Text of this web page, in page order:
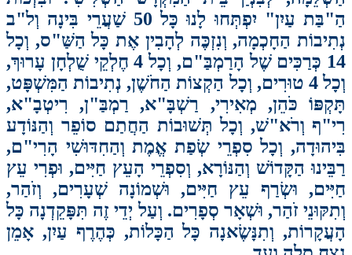
הַ"בַּת עַיִן" יִפְתְּחוּ לָנוּ כָּל 50 שַׁעֲרֵי בִּינָה וְל"ב
הַחָכְמָה, וְנִזְכֶּה לְהָבִין אֶת כָּל הַשַּׁ"ס, וְכָל
14 כְּרַכִּים שֶׁל הָרַמְבַּ"ם, וְכָל 4 חֶלְקֵי שֻׁלְחָן עָרוּךְ,
וְכָל 4 טוּרִים, וְכָל הַקְצוֹת הַחֹשֶׁן, נְתִיבוֹת הַמִּשְׁפָּט,
כֹּהֵן, מְאִירִי, רַשְׁבָּ"א, רַמְבַּ"ן, רִיטְבָ"א,
וְרֹא"שׁ, וְכָל תְּשׁוּבוֹת הַחֲתַם סוֹפֵר וְהַנּוֹדָע
וְכָל סִפְרֵי שְׂפַת אֱמֶת וְהַחִדּוּשִׁי הָרִי"ם,
הַקָּדוֹשׁ וְהַנּוֹרָא, וְסִפְרֵי הָעֵץ חַיִּים, וּפְרִי עֵץ
וּשְׂרַף עֵץ חַיִּים, וּשְׁמוֹנָה שְׁעָרִים, וְזֹהַר,
זֹהַר, וּשְׁאָר סְפָרִים. וְעַל יְדֵי זֶה תִּפָּקֵדְנָה כָּל
וְתִנָּשֶׂאנָה כָּל הַכָּלוֹת, כְּהֶרֶף עַיִן, אָמֵן